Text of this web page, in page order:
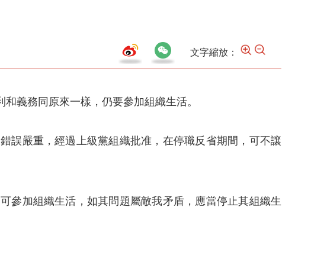
文字縮放：
義務同原來一樣，仍要參加組織生活。
誤嚴重，經過上級黨組織批准，在停職反省期間，可不讓
參加組織生活，如其問題屬敵我矛盾，應當停止其組織生